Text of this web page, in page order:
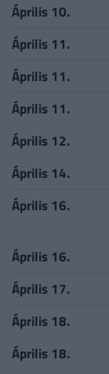
Április 10.
Április 11.
Április 11.
Április 11.
Április 12.
Április 14.
Április 16.
Április 16.
Április 17.
Április 18.
Április 18.